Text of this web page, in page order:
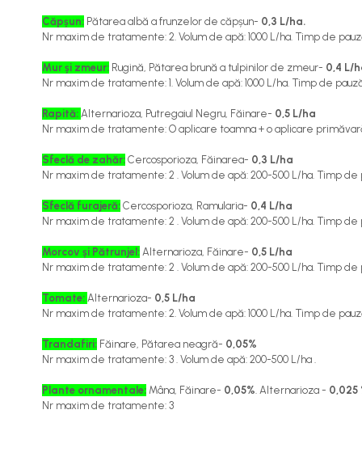
Îngrășăminte lichide
Îngrășăminte foliare
hidrosolubile
Îngrășăminte granulate
Îngrășăminte pentru flori
Îngrășăminte Gazon și Conifere
Regulatori de creștere
Antioxidanți / Stabilizatori
Igienizare / Mentenanță
Limpezire
Sulfitare must / vin
Drojdii Selecționate
Căpșun: Pătarea albă a frunzelor de căpșun- 0,3 L/ha.
Nr maxim de tratamente: 2. Volum de apă: 1000 L/ha. Timp de
Mur și zmeur: Rugină, Pătarea brună a tulpinilor de zmeur- 0,4 L/
Nr maxim de tratamente: 1. Volum de apă: 1000 L/ha. Timp de
Rapită: Alternarioza, Putregaiul Negru, Făinare- 0,5 L/ha
Nr maxim de tratamente: O aplicare toamna + o aplicare
Sfeclă de zahăr: Cercosporioza, Făinarea- 0,3 L/ha
Nr maxim de tratamente: 2 . Volum de apă: 200-500 L/ha. Timp
Sfeclă furajeră: Cercosporioza, Ramularia- 0,4 L/ha
Nr maxim de tratamente: 2 . Volum de apă: 200-500 L/ha. Timp
Morcov și Pătrunjel: Alternarioza, Făinare- 0,5 L/ha
Nr maxim de tratamente: 2 . Volum de apă: 200-500 L/ha. Timp de
Tomate: Alternarioza- 0,5 L/ha
Nr maxim de tratamente: 2. Volum de apă: 1000 L/ha. Timp de
Trandafiri: Făinare, Pătarea neagră- 0,05%
Nr maxim de tratamente: 3 . Volum de apă: 200-500 L/ha .
Plante ornamentale: Mâna, Făinare- 0,05% . Alternarioza - 0,025
Nr maxim de tratamente: 3